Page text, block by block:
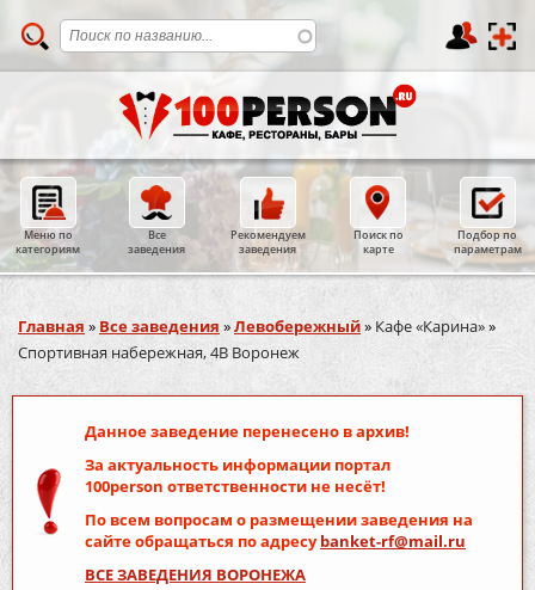
Меню по
категориям
Все
заведения
Рекомендуем
заведения
Поиск по
карте
Подбор по
параметрам
Вы здесь
Главная » Все заведения »Левобережный» Кафе «Карина»»
Спортивная набережная, 4В Воронеж
Данное заведение перенесено в архив!
За актуальность информации портал
100person ответственности не несёт!
По всем вопросам о размещении заведения на
сайте обращаться по адресуbanket-rf@mail.ru
ВСЕ ЗАВЕДЕНИЯ ВОРОНЕЖА